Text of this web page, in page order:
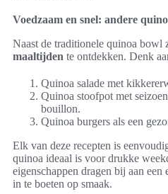
Voedzaam en snel: andere
Naast de traditionele quinoa bowl
maaltijden te ontdekken. Denk
Quinoa salade met
Quinoa stoofpot met
bouillon.
Quinoa burgers als een
Elk van deze recepten is
quinoa ideaal is voor drukke
eigenschappen dragen bij aan
in te boeten op smaak.